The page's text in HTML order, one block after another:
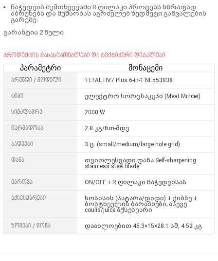
ჩაჭედვის შემთხვევაში R ღილაკი პროცესს სწრაფად
აბრუნებს და მუშაობას აგრძელებ ზედმეტი გაწვალების
გარეშე.
გარანტია 2 წელი
პროდუქტის მახასიათებლები და ტექნიკური დეტალები
პარამეტრი მონაცემი
ბრენდი / მოდელი TEFAL HV7 Plus 6-in-1 NE553838
ტიპი ელექტრო ხორცსაკეპი (Meat Mincer)
სიმძლავრე 2000 W
წარმადობა 2.8 კგ/წთ-მდე
ბადეები 3 ც. (small/medium/large hole grid)
დანა
თვითლესვადი დანა Self-sharpening
stainless steel blade
მართვა ON/OFF + R ღილაკი ჩაჭედვისას
აქსესუარები
სოსისის (პატარა/დიდი) + ქიბბე +
ბოსტნეულის ბარაბნები; ასევე
coulis/juice აქსესუარი
ზომები / წონა დაახლოებით 45.3×15×28.1 სმ 4.52 კგ